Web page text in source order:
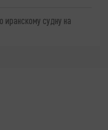
иранскому судну на